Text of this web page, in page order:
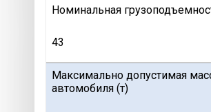
Номинальная
43
Максимально допустимая
автомобиля (т)